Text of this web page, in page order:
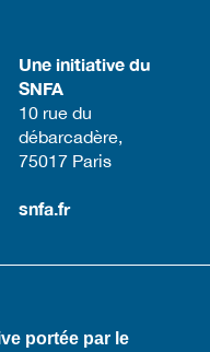
Une initiative du
SNFA
​10 rue du
débarcadère,
75017 Paris​
snfa.fr
portée par le